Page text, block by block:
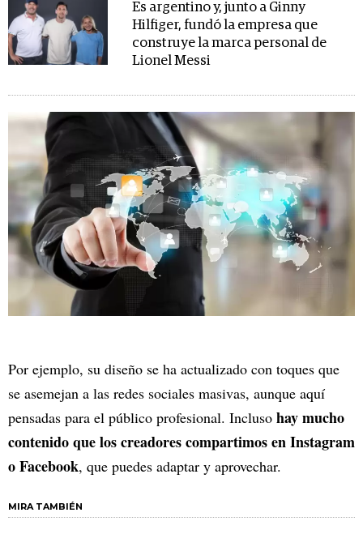
Es argentino y, junto a Ginny
Hilfiger, fundó la empresa que
construye la marca personal de
Lionel Messi
Por ejemplo, su diseño se ha actualizado con toques que
se asemejan a las redes sociales masivas, aunque aquí
pensadas para el público profesional. Incluso hay mucho
contenido que los creadores compartimos en Instagram
o Facebook, que puedes adaptar y aprovechar.
MIRA TAMBIÉN